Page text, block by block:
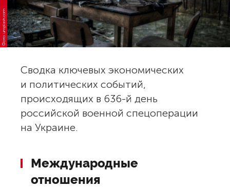
Фото: unsplash.com
Сводка ключевых экономических
и политических событий,
происходящих в 636-й день
российской военной спецоперации
на Украине.
Международные
отношения